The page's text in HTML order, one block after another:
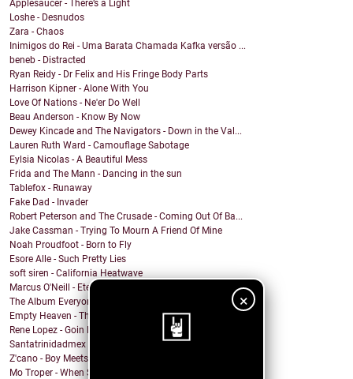
×
Applesaucer - There’s a Light
Loshe - Desnudos
Zara - Chaos
Inimigos do Rei - Uma Barata Chamada Kafka versão ...
beneb - Distracted
Ryan Reidy - Dr Felix and His Fringe Body Parts
Harrison Kipner - Alone With You
Love Of Nations - Ne'er Do Well
Beau Anderson - Know By Now
Dewey Kincade and The Navigators - Down in the Val...
Lauren Ruth Ward - Camouflage Sabotage
Eylsia Nicolas - A Beautiful Mess
Frida and The Mann - Dancing in the sun
Tablefox - Runaway
Fake Dad - Invader
Robert Peterson and The Crusade - Coming Out Of Ba...
Jake Cassman - Trying To Mourn A Friend Of Mine
Noah Proudfoot - Born to Fly
Esore Alle - Such Pretty Lies
soft siren - California Heatwave
Marcus O'Neill - Eternal Flame
The Album Everyone Wants - Chris Portka
Empty Heaven - The Center of My Universe
Rene Lopez - Goin Back To Lovin
Santatrinidadmex - El mechudo la leyenda
Z'cano - Boy Meets World
Mo Troper - When She Says My Name